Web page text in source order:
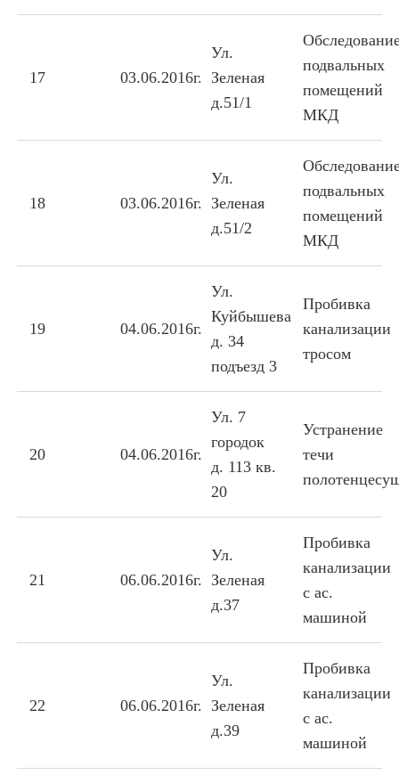
17 03.06.2016г.
Ул.
Зеленая
д.51/1
подвальных
помещений
МКД
18 03.06.2016г.
Ул.
Зеленая
д.51/2
подвальных
помещений
МКД
19 04.06.2016г.
Ул.
Куйбышева
д. 34
подъезд 3
Пробивка
канализации
тросом
20 04.06.2016г.
Ул. 7
городок
д. 113 кв.
20
Устранение
течи
21 06.06.2016г.
Ул.
Зеленая
д.37
Пробивка
канализации
с ас.
машиной
22 06.06.2016г.
Ул.
Зеленая
д.39
Пробивка
канализации
с ас.
машиной